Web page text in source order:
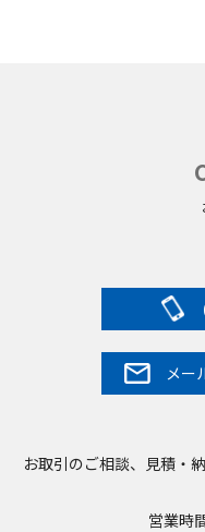
メー
お取引のご相談、見積・
営業時